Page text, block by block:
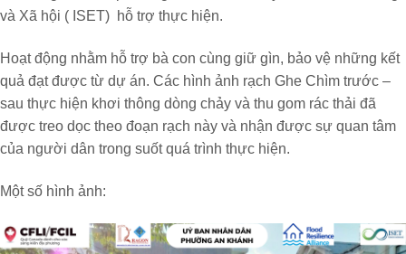
và Xã hội ( ISET) hỗ trợ thực hiện.
Hoạt động nhằm hỗ trợ bà con cùng giữ gìn, bảo vệ những kết
quả đạt được từ dự án. Các hình ảnh rạch Ghe Chìm trước –
sau thực hiện khơi thông dòng chảy và thu gom rác thải đã
được treo dọc theo đoạn rạch này và nhận được sự quan tâm
của người dân trong suốt quá trình thực hiện.
Một số hình ảnh: